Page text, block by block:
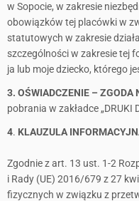
w Sopocie, w zakresie
obowiązków tej placówki w
statutowych w zakresie
szczególności w zakresie tej
ja lub moje dziecko, którego
3. OŚWIADCZENIE – ZGODA
pobrania w zakładce „DRUKI
4. KLAUZULA
Zgodnie z art. 13 ust. 1-2
i Rady (UE) 2016/679 z 27
fizycznych w związku z